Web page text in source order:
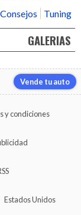
Tuning
GALERIAS
Vende tu auto
y condiciones
Estados Unidos